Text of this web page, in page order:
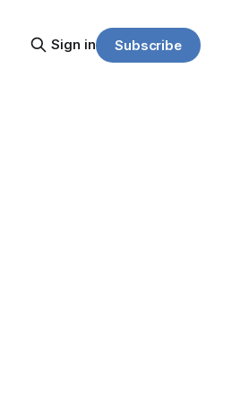
Sign in Subscribe